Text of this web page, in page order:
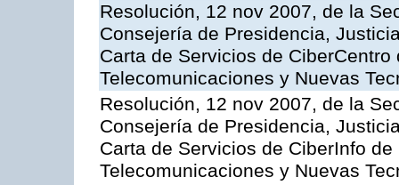
Resolución, 12 nov 2007, de la
Consejería de Presidencia,
Carta de Servicios de
Telecomunicaciones y Nuevas
Resolución, 12 nov 2007, de la
Consejería de Presidencia,
Carta de Servicios de CiberInfo
Telecomunicaciones y Nuevas